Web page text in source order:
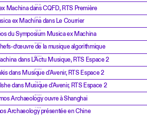
8.10.24
Machina dans CQFD, RTS Première
4.10.24
ex Machina dans Le Courrier
3.10.24
du Symposium Musica ex Machina
24.9.24
d’œuvre de la musique algorithmique
23.9.24
dans L'Actu Musique, RTS Espace 2
22.9.24
dans Musique d'Avenir, RTS Espace 2
15.9.24
dans Musique d'Avenir, RTS Espace 2
28.5.24
Archaeology ouvre à Shanghai
7.5.24
Archaeology présentée en Chine